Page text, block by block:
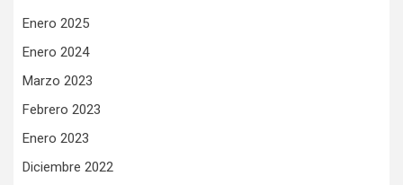
Enero 2025
Enero 2024
Marzo 2023
Febrero 2023
Enero 2023
Diciembre 2022